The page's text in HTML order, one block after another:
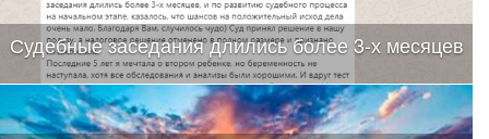
Судебные заседания длились более 3-х месяцев